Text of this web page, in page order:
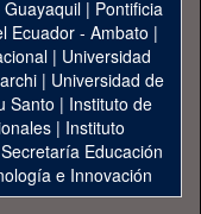
| Pontificia
Ecuador - Ambato |
| Universidad
| Universidad de
Santo | Instituto de
| Instituto
Secretaría Educación
e Innovación